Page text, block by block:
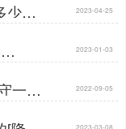
少钱 2023-04-25
2023-01-03
一键 2022-09-05
2023-03-08